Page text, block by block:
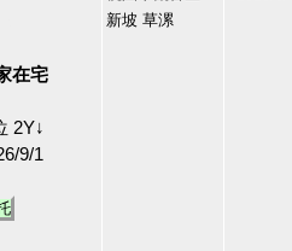
在宅
2Y↓
9/1
新坡 草漯